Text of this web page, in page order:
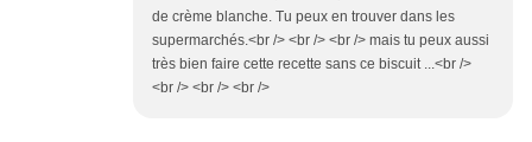
de crème blanche. Tu peux en trouver dans les
supermarchés.<br /> <br /> <br /> mais tu peux aussi
très bien faire cette recette sans ce biscuit ...<br />
<br /> <br /> <br />